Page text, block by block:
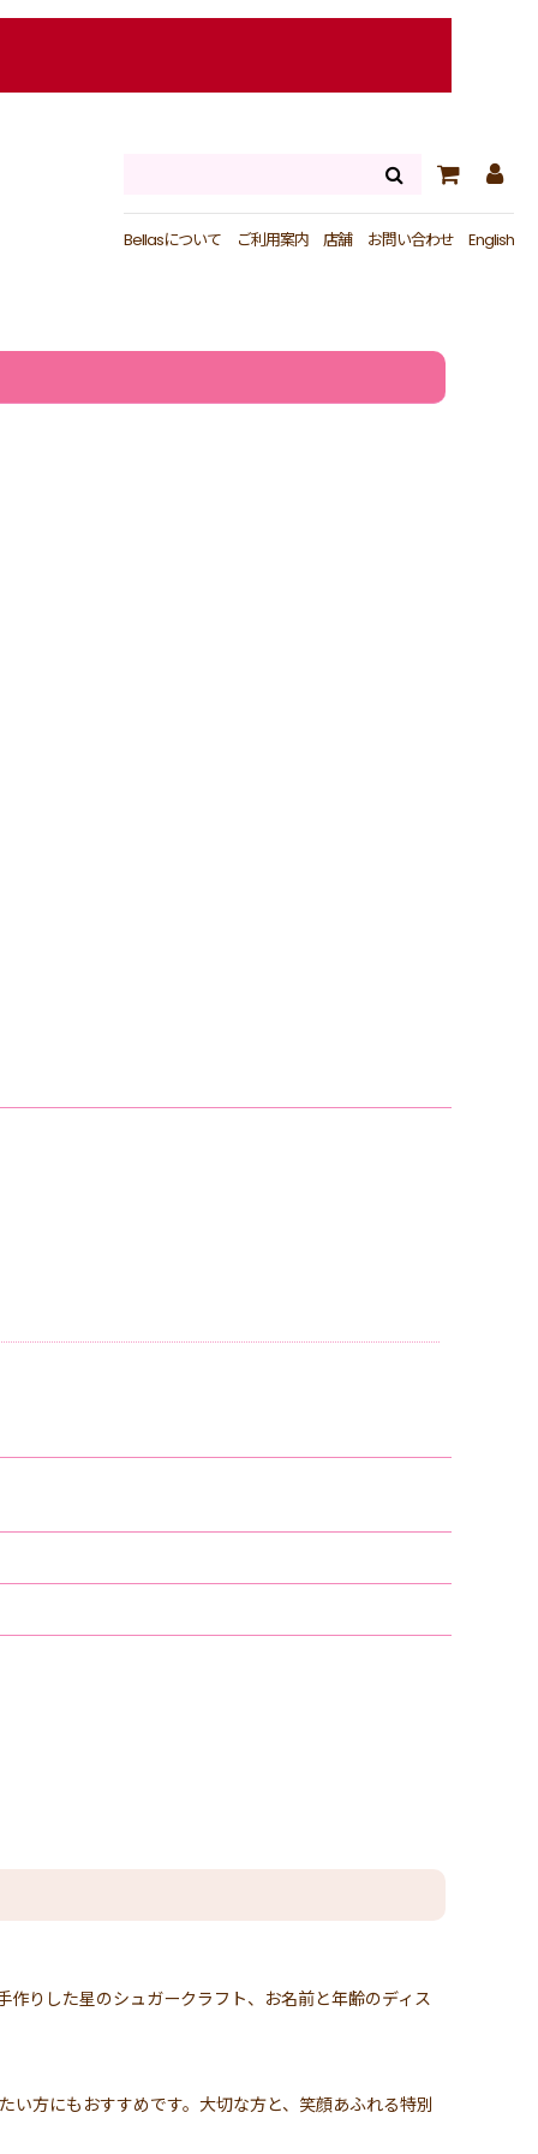
Bellasについて ご利用案内 店舗 お問い合わせ English
りした星のシュガークラフト、お名前と年齢のディス
方にもおすすめです。大切な方と、笑顔あふれる特別